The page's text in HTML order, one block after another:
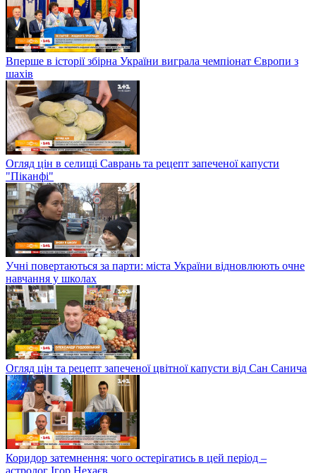
Вперше в історії збірна України виграла чемпіонат Європи з
шахів
Огляд цін в селищі Саврань та рецепт запеченої капусти
"Піканфі"
Учні повертаються за парти: міста України відновлюють очне
навчання у школах
Огляд цін та рецепт запеченої цвітної капусти від Сан Санича
Коридор затемнення: чого остерігатись в цей період –
астролог Ігор Нехаєв